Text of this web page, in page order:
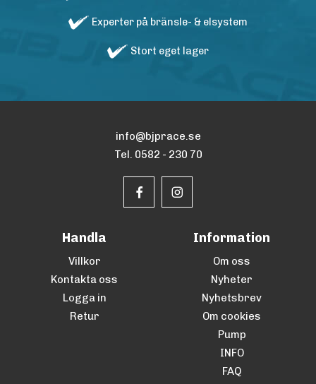
Experter på bränsle- & elsystem
Stort eget lager
info@bjprace.se
Tel. 0582 - 230 70
Handla
Villkor
Kontakta oss
Logga in
Retur
Information
Om oss
Nyheter
Nyhetsbrev
Om cookies
Pump
INFO
FAQ